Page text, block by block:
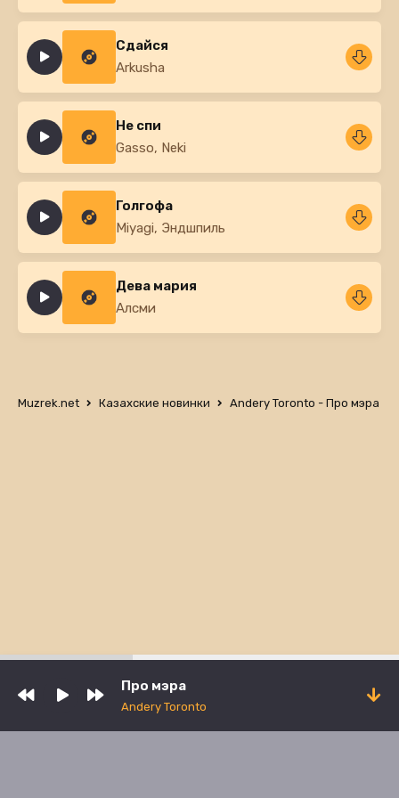
Сдайся
Arkusha
Не спи
Gasso, Neki
Голгофа
Miyagi, Эндшпиль
Дева мария
Алсми
Muzrek.net Казахские новинки Andery Toronto - Про мэра
Про мэра
Andery Toronto